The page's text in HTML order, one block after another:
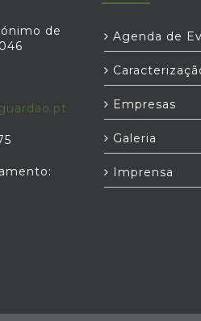
de
Agenda de
Empresas
Galeria
Imprensa